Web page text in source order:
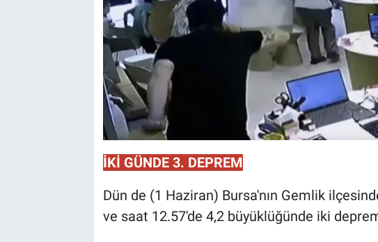
İKİ GÜNDE 3. DEPREM
Dün de (1 Haziran) Bursa'nın Gemlik
ve saat 12.57'de 4,2 büyüklüğünde iki